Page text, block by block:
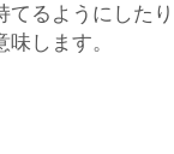
てるようにした
味します。